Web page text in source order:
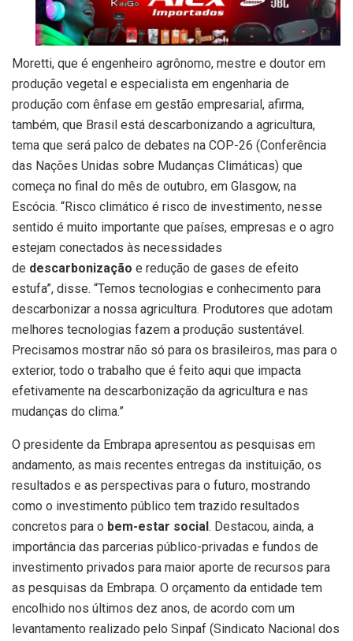
Moretti, que é engenheiro agrônomo, mestre e doutor em
produção vegetal e especialista em engenharia de
produção com ênfase em gestão empresarial, afirma,
também, que Brasil está descarbonizando a agricultura,
tema que será palco de debates na COP-26 (Conferência
das Nações Unidas sobre Mudanças Climáticas) que
começa no final do mês de outubro, em Glasgow, na
Escócia. “Risco climático é risco de investimento, nesse
sentido é muito importante que países, empresas e o agro
estejam conectados às necessidades
de descarbonização e redução de gases de efeito
estufa”, disse. “Temos tecnologias e conhecimento para
descarbonizar a nossa agricultura. Produtores que adotam
melhores tecnologias fazem a produção sustentável.
Precisamos mostrar não só para os brasileiros, mas para o
exterior, todo o trabalho que é feito aqui que impacta
efetivamente na descarbonização da agricultura e nas
mudanças do clima.”
O presidente da Embrapa apresentou as pesquisas em
andamento, as mais recentes entregas da instituição, os
resultados e as perspectivas para o futuro, mostrando
como o investimento público tem trazido resultados
concretos para o bem-estar social . Destacou, ainda, a
importância das parcerias público-privadas e fundos de
investimento privados para maior aporte de recursos para
as pesquisas da Embrapa. O orçamento da entidade tem
encolhido nos últimos dez anos, de acordo com um
levantamento realizado pelo Sinpaf (Sindicato Nacional dos